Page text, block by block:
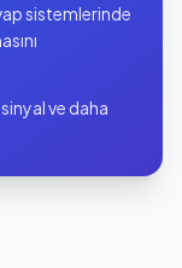
sistemlerinde
ve daha